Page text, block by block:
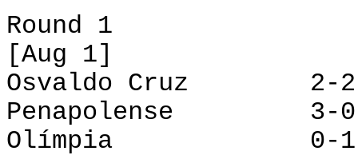
Round 1
[Aug 1]
Osvaldo Cruz 2-2
Penapolense 3-0
Olímpia 0-1